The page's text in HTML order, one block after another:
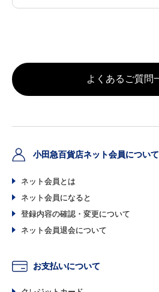
小田急百貨店ネット会員について
ネット会員とは
ネット会員になると
登録内容の確認・変更について
ネット会員退会について
お支払いについて